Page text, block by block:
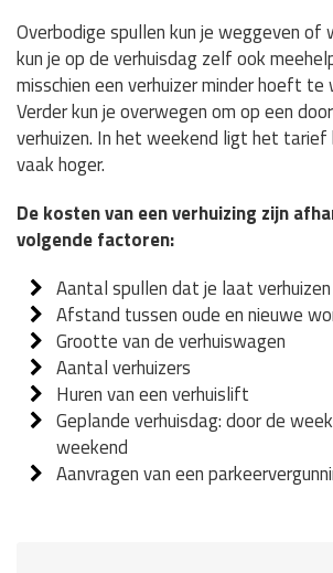
Overbodige spullen kun je weggeven of
kun je op de verhuisdag zelf ook
misschien een verhuizer minder hoeft te
Verder kun je overwegen om op een
verhuizen. In het weekend ligt het tarief
vaak hoger.
De kosten van een verhuizing zijn
volgende factoren:
Aantal spullen dat je laat verhuizen
Afstand tussen oude en nieuwe
Grootte van de verhuiswagen
Aantal verhuizers
Huren van een verhuislift
Geplande verhuisdag: door de
weekend
Aanvragen van een